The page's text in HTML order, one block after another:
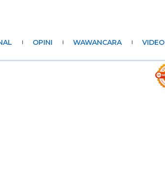
OPINI WAWANCARA VIDEO